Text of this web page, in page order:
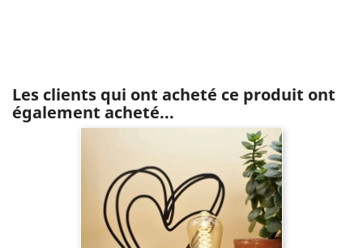
Les clients qui ont acheté ce produit ont
également acheté...